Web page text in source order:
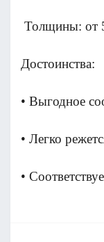
Толщины: от
Достоинства:
• Выгодное
• Легко
•